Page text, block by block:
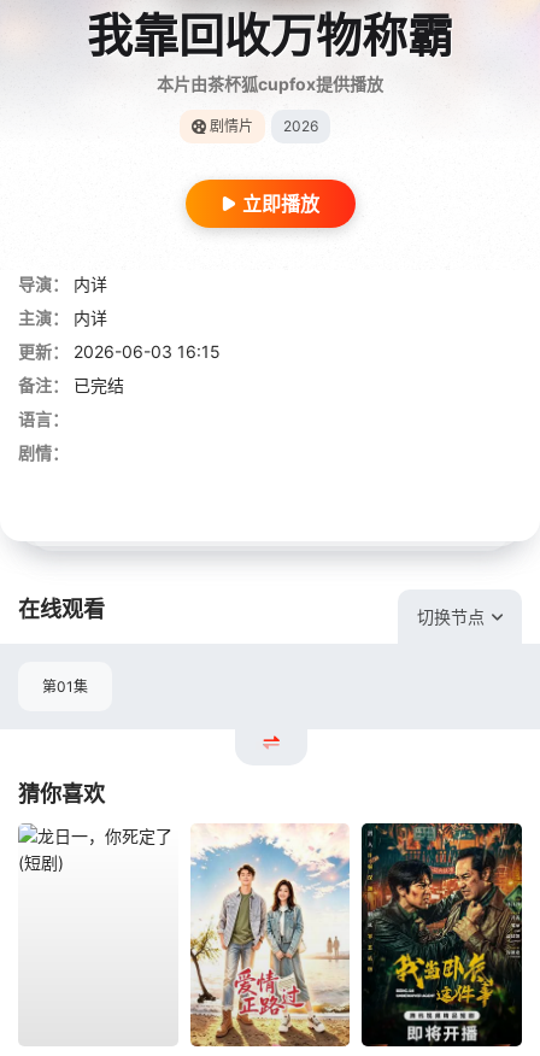
我靠回收万物称霸
本片由茶杯狐cupfox提供播放
剧情片 2026
立即播放
导演：
内详
主演：
内详
更新：
2026-06-03 16:15
备注：
已完结
语言：
剧情：
在线观看 切换节点
第01集
猜你喜欢